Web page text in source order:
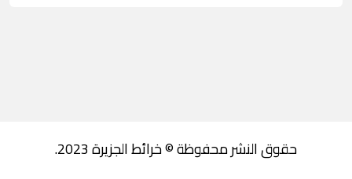
حقوق النشر محفوظة © خرائط الجزيرة 2023.